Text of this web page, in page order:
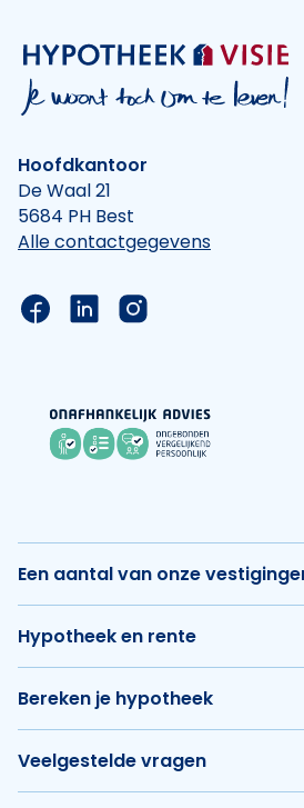
Hoofdkantoor
De Waal 21
5684 PH Best
Alle contactgegevens
Link naar de Facebook
Link naar de LinkedIn
Link naar de
Een aantal van onze
Hypotheek en rente
Bereken je hypotheek
Veelgestelde vragen